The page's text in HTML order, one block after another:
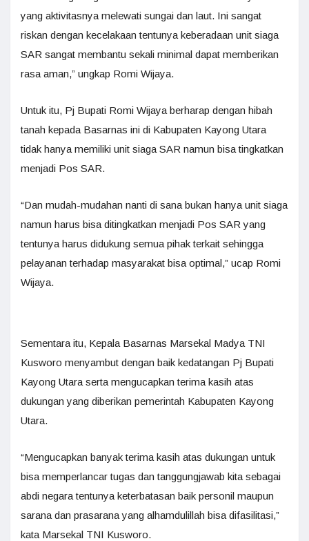
yang aktivitasnya melewati sungai dan laut. Ini sangat
riskan dengan kecelakaan tentunya keberadaan unit siaga
SAR sangat membantu sekali minimal dapat memberikan
rasa aman,” ungkap Romi Wijaya.
Untuk itu, Pj Bupati Romi Wijaya berharap dengan hibah
tanah kepada Basarnas ini di Kabupaten Kayong Utara
tidak hanya memiliki unit siaga SAR namun bisa tingkatkan
menjadi Pos SAR.
“Dan mudah-mudahan nanti di sana bukan hanya unit siaga
namun harus bisa ditingkatkan menjadi Pos SAR yang
tentunya harus didukung semua pihak terkait sehingga
pelayanan terhadap masyarakat bisa optimal,” ucap Romi
Wijaya.
Sementara itu, Kepala Basarnas Marsekal Madya TNI
Kusworo menyambut dengan baik kedatangan Pj Bupati
Kayong Utara serta mengucapkan terima kasih atas
dukungan yang diberikan pemerintah Kabupaten Kayong
Utara.
“Mengucapkan banyak terima kasih atas dukungan untuk
bisa memperlancar tugas dan tanggungjawab kita sebagai
abdi negara tentunya keterbatasan baik personil maupun
sarana dan prasarana yang alhamdulillah bisa difasilitasi,”
kata Marsekal TNI Kusworo.